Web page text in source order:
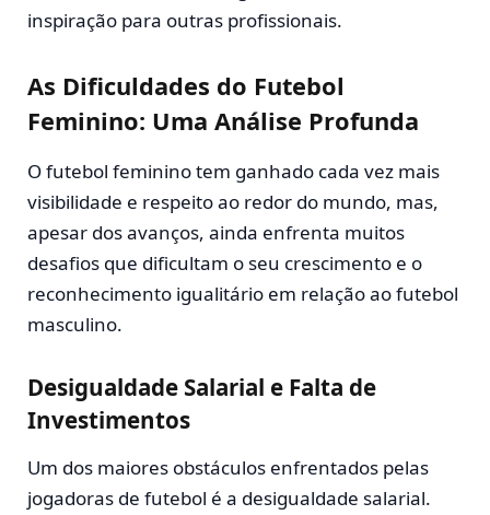
inspiração para outras profissionais.
As Dificuldades do Futebol
Feminino: Uma Análise Profunda
O futebol feminino tem ganhado cada vez mais
visibilidade e respeito ao redor do mundo, mas,
apesar dos avanços, ainda enfrenta muitos
desafios que dificultam o seu crescimento e o
reconhecimento igualitário em relação ao futebol
masculino.
Desigualdade Salarial e Falta de
Investimentos
Um dos maiores obstáculos enfrentados pelas
jogadoras de futebol é a desigualdade salarial.